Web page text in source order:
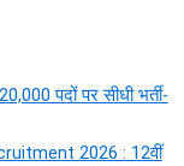
पदों पर सीधी भर्ती-
2026 : 12वीं